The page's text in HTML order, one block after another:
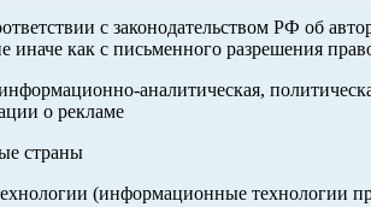
с законодательством РФ об
как с письменного разрешения
аналитическая,
о рекламе
страны
(информационные технологии